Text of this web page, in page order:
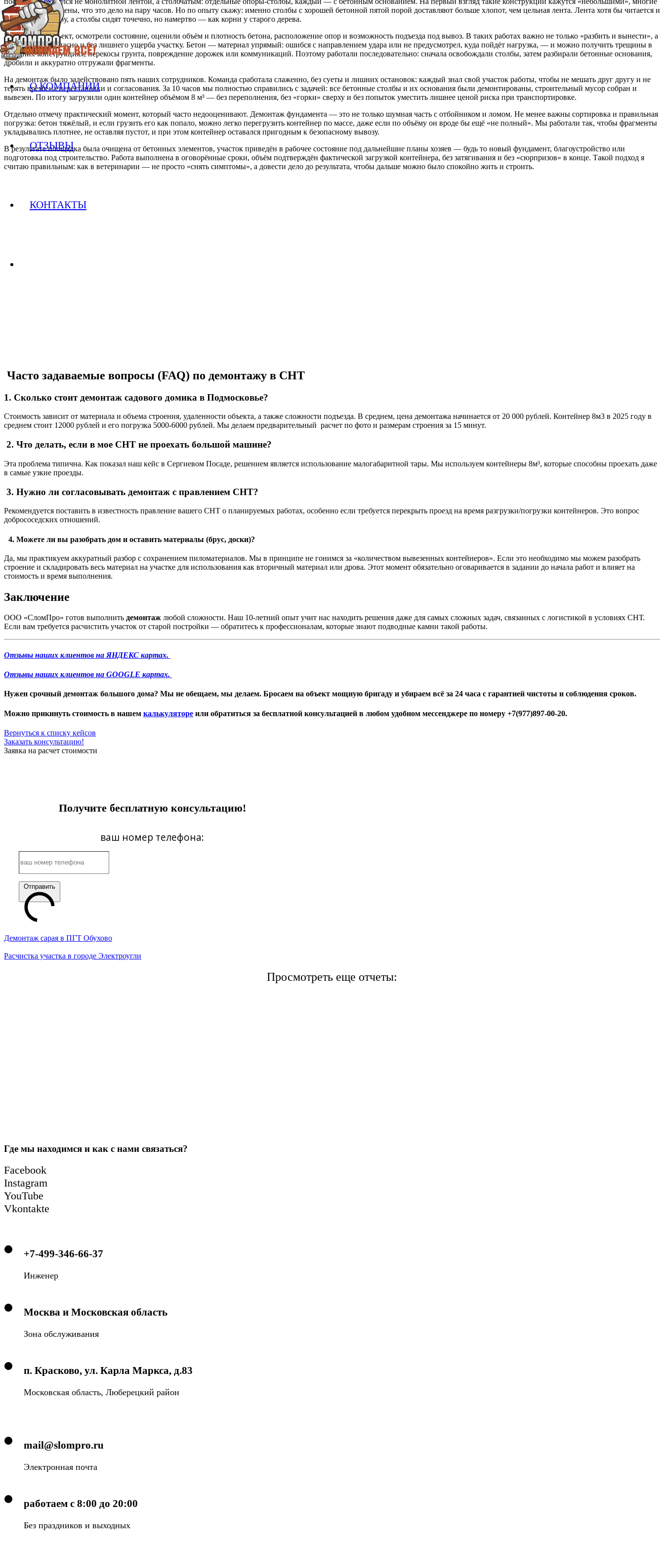
О КОМПАНИИ
ОТЗЫВЫ
КОНТАКТЫ
хозяева даже уверены, что это дело на пару часов. Но по опыту скажу: именно столбы с хорошей бетонной пятой порой доставляют больше хлопот, чем цельная лента. Лента хотя бы читается и
идёт по периметру, а столбы сидят точечно, но намертво — как корни у старого дерева.
Приехали на объект, осмотрели состояние, оценили объём и плотность бетона, расположение опор и возможность подъезда под вывоз. В таких работах важно не только «разбить и вынести», а
сделать всё безопасно и без лишнего ущерба участку. Бетон — материал упрямый: ошибся с направлением удара или не предусмотрел, куда пойдёт нагрузка, — и можно получить трещины в
соседних конструкциях, перекосы грунта, повреждение дорожек или коммуникаций. Поэтому работали последовательно: сначала освобождали столбы, затем разбирали бетонные основания,
дробили и аккуратно отгружали фрагменты.
На демонтаж было задействовано пять наших сотрудников. Команда сработала слаженно, без суеты и лишних остановок: каждый знал свой участок работы, чтобы не мешать друг другу и не
терять время на перестановки и согласования. За 10 часов мы полностью справились с задачей: все бетонные столбы и их основания были демонтированы, строительный мусор собран и
вывезен. По итогу загрузили один контейнер объёмом 8 м³ — без переполнения, без «горки» сверху и без попыток уместить лишнее ценой риска при транспортировке.
Отдельно отмечу практический момент, который часто недооценивают. Демонтаж фундамента — это не только шумная часть с отбойником и ломом. Не менее важны сортировка и правильная
погрузка: бетон тяжёлый, и если грузить его как попало, можно легко перегрузить контейнер по массе, даже если по объёму он вроде бы ещё «не полный». Мы работали так, чтобы фрагменты
укладывались плотнее, не оставляя пустот, и при этом контейнер оставался пригодным к безопасному вывозу.
В результате площадка была очищена от бетонных элементов, участок приведён в рабочее состояние под дальнейшие планы хозяев — будь то новый фундамент, благоустройство или
подготовка под строительство. Работа выполнена в оговорённые сроки, объём подтверждён фактической загрузкой контейнера, без затягивания и без «сюрпризов» в конце. Такой подход я
считаю правильным: как в ветеринарии — не просто «снять симптомы», а довести дело до результата, чтобы дальше можно было спокойно жить и строить.
Часто задаваемые вопросы (FAQ) по демонтажу в СНТ
1. Сколько стоит демонтаж садового домика в Подмосковье?
Стоимость зависит от материала и объема строения, удаленности объекта, а также сложности подъезда. В среднем, цена демонтажа начинается от 20 000 рублей. Контейнер 8м3 в 2025 году в
среднем стоит 12000 рублей и его погрузка 5000-6000 рублей. Мы делаем предварительный расчет по фото и размерам строения за 15 минут.
2. Что делать, если в мое СНТ не проехать большой машине?
Эта проблема типична. Как показал наш кейс в Сергиевом Посаде, решением является использование малогабаритной тары. Мы используем контейнеры 8м³, которые способны проехать даже
в самые узкие проезды.
3. Нужно ли согласовывать демонтаж с правлением СНТ?
Рекомендуется поставить в известность правление вашего СНТ о планируемых работах, особенно если требуется перекрыть проезд на время разгрузки/погрузки контейнеров. Это вопрос
добрососедских отношений.
4. Можете ли вы разобрать дом и оставить материалы (брус, доски)?
Да, мы практикуем аккуратный разбор с сохранением пиломатериалов. Мы в принципе не гонимся за «количеством вывезенных контейнеров». Если это необходимо мы можем разобрать
строение и складировать весь материал на участке для использования как вторичный материал или дрова. Этот момент обязательно оговаривается в задании до начала работ и влияет на
стоимость и время выполнения.
Заключение
ООО «СломПро» готов выполнить демонтаж любой сложности. Наш 10-летний опыт учит нас находить решения даже для самых сложных задач, связанных с логистикой в условиях СНТ.
Если вам требуется расчистить участок от старой постройки — обратитесь к профессионалам, которые знают подводные камни такой работы.
Отзывы наших клиентов на ЯНДЕКС картах.
Отзывы наших клиентов на GOOGLE картах.
Нужен срочный демонтаж большого дома? Мы не обещаем, мы делаем. Бросаем на объект мощную бригаду и убираем всё за 24 часа с гарантией чистоты и соблюдения сроков.
Можно прикинуть стоимость в нашем калькуляторе или обратиться за бесплатной консультацией в любом удобном мессенджере по номеру +7(977)897-00-20.
Вернуться к списку кейсов
Заказать консультацию!
Заявка на расчет стоимости
Получите бесплатную консультацию!
ваш номер телефона:
Отправить
Демонтаж сарая в ПГТ Обухово
Расчистка участка в городе Электроугли
Просмотреть еще отчеты:
Где мы находимся и как с нами связаться?
Facebook
Instagram
YouTube
Vkontakte
+7-499-346-66-37
Инженер
Москва и Московская область
Зона обслуживания
п. Красково, ул. Карла Маркса, д.83
Московская область, Люберецкий район
mail@slompro.ru
Электронная почта
работаем с 8:00 до 20:00
Без праздников и выходных